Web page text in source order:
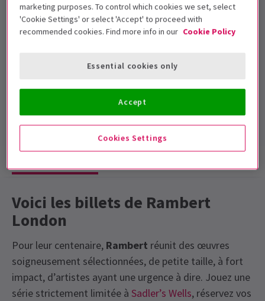
Strictement interdit aux moins de 5 ans.
Inclut un entracte
Voici les billets de Rambert
London
Pour leur centenaire, Rambert réunit des œuvres
soigneusement sélectionnées, de petite taille, à fort
impact, d’artistes ayant une urgence à dire. Jouez une
série strictement limitée à Sadler’s Wells, réservez vos
marketing purposes. To control which cookies we set, select
'Cookie Settings' or select 'Accept' to proceed with
recommended cookies. Find more info in our Cookie Policy
Cookies Settings
Essential cookies only
Accept